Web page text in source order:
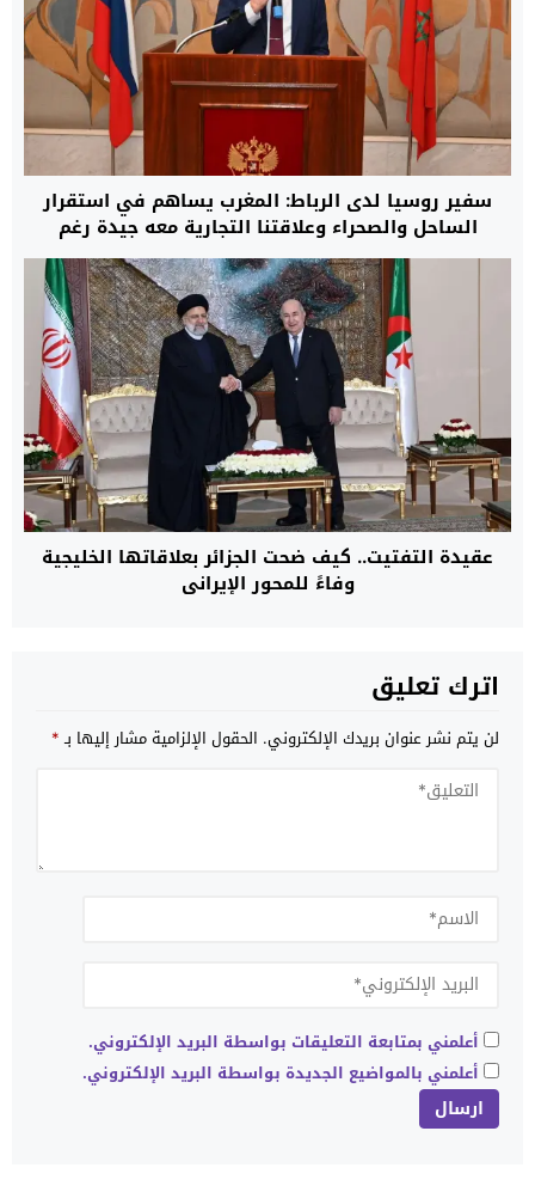
سفير روسيا لدى الرباط: المغرب يساهم في استقرار
الساحل والصحراء وعلاقتنا التجارية معه جيدة رغم
العقوبات الغربية
عقيدة التفتيت.. كيف ضحت الجزائر بعلاقاتها الخليجية
وفاءً للمحور الإيراني
اترك تعليق
لن يتم نشر عنوان بريدك الإلكتروني. الحقول الإلزامية مشار إليها بـ*
أعلمني بمتابعة التعليقات بواسطة البريد الإلكتروني.
أعلمني بالمواضيع الجديدة بواسطة البريد الإلكتروني.